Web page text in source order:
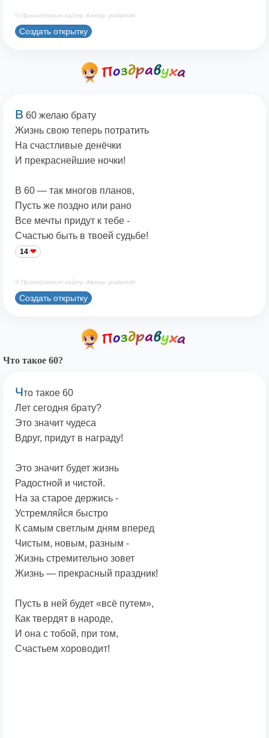
© Принадлежит сайту. Автор: podaristih
Создать открытку
В 60 желаю брату
Жизнь свою теперь потратить
На счастливые денёчки
И прекраснейшие ночки!
В 60 — так многов планов,
Пусть же поздно или рано
Все мечты придут к тебе -
Счастью быть в твоей судьбе!
14
© Принадлежит сайту. Автор: podaristih
Создать открытку
Что такое 60?
Что такое 60
Лет сегодня брату?
Это значит чудеса
Вдруг, придут в награду!
Это значит будет жизнь
Радостной и чистой.
На за старое держись -
Устремляйся быстро
К самым светлым дням вперед
Чистым, новым, разным -
Жизнь стремительно зовет
Жизнь — прекрасный праздник!
Пусть в ней будет «всё путем»,
Как твердят в народе,
И она с тобой, при том,
Счастьем хороводит!